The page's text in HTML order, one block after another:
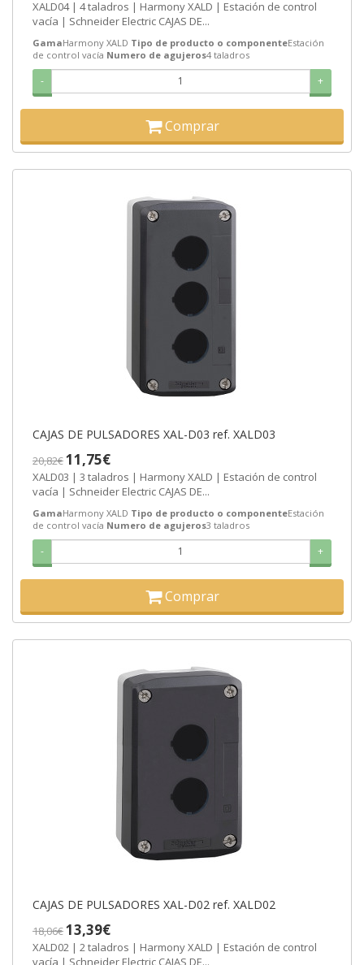
XALD04 | 4 taladros | Harmony XALD | Estación de control
vacía | Schneider Electric CAJAS DE...
GamaHarmony XALD Tipo de producto o componenteEstación
de control vacía Numero de agujeros4 taladros
- +
Comprar
CAJAS DE PULSADORES XAL-D03 ref. XALD03
20,82€11,75€
XALD03 | 3 taladros | Harmony XALD | Estación de control
vacía | Schneider Electric CAJAS DE...
GamaHarmony XALD Tipo de producto o componenteEstación
de control vacía Numero de agujeros3 taladros
- +
Comprar
CAJAS DE PULSADORES XAL-D02 ref. XALD02
18,06€13,39€
XALD02 | 2 taladros | Harmony XALD | Estación de control
vacía | Schneider Electric CAJAS DE...